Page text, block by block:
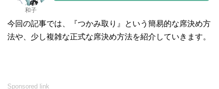
和子
今回の記事では、『つかみ取り』という簡易的な席決め方
法や、少し複雑な正式な席決め方法を紹介していきます。
Sponsored link